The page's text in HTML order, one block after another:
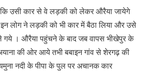
कि उसी कार से वे लड़की को लेकर औरैया जायेगे
इन लोग ने लड़की को भी कार में बैठा लिया और उसे
। औरैया पहुंचने के बाद जब वापस भीखेपुर के
की ओर आये तभी बबाइन गांव से शेरगढ़ की
नदी के पीपा के पुल पर अचानक कार